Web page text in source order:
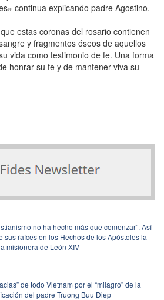
continua explicando padre Agostino.
estas coronas del rosario contienen
y fragmentos óseos de aquellos
vida como testimonio de fe. Una forma
honrar su fe y de mantener viva su
no ha hecho más que comenzar”. Así
sus raíces en los Hechos de los Apóstoles la
misionera de León XIV
de todo Vietnam por el “milagro” de la
del padre Truong Buu Diep